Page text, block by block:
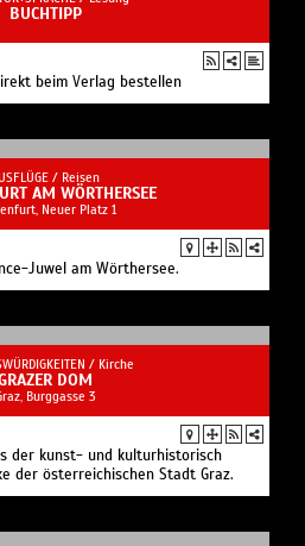
Juwel am Wörthersee.
/Kirche
Burggasse 3
der kunst- und kulturhistorisch
der österreichischen Stadt Graz.
MIT UHRTURM GRAZ
Am Schlossberg 6
in der Stadt gelegender,
ist nur noch der Uhrturm als
UNESCO-Welterbe.